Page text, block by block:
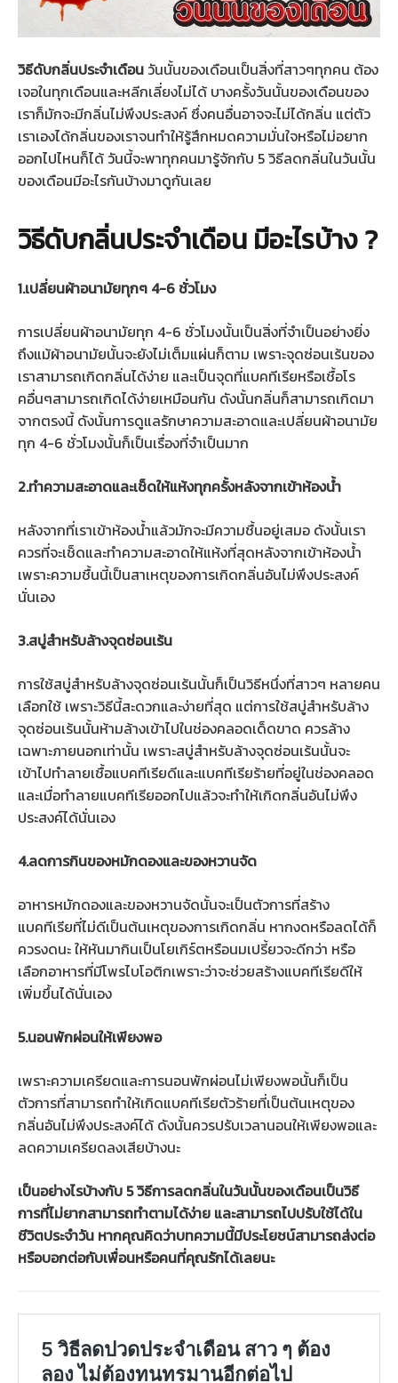
วิธีดับกลิ่นประจําเดือน วันนั้นของเดือนเป็นสิ่งที่สาวๆทุกคน ต้อง
เจอในทุกเดือนและหลีกเลี่ยงไม่ได้ บางครั้งวันนั้นของเดือนของ
เราก็มักจะมีกลิ่นไม่พึงประสงค์ ซึ่งคนอื่นอาจจะไม่ได้กลิ่น แต่ตัว
เราเองได้กลิ่นของเราจนทำให้รู้สึกหมดความมั่นใจหรือไม่อยาก
ออกไปไหนก็ได้ วันนี้จะพาทุกคนมารู้จักกับ 5 วิธีลดกลิ่นในวันนั้น
ของเดือนมีอะไรกันบ้างมาดูกันเลย
วิธีดับกลิ่นประจําเดือน มีอะไรบ้าง ?
1.เปลี่ยนผ้าอนามัยทุกๆ 4-6 ชั่วโมง
การเปลี่ยนผ้าอนามัยทุก 4-6 ชั่วโมงนั้นเป็นสิ่งที่จำเป็นอย่างยิ่ง
ถึงแม้ผ้าอนามัยนั้นจะยังไม่เต็มแผ่นก็ตาม เพราะจุดซ่อนเร้นของ
เราสามารถเกิดกลิ่นได้ง่าย และเป็นจุดที่แบคทีเรียหรือเชื้อโร
คอื่นๆสามารถเกิดได้ง่ายเหมือนกัน ดังนั้นกลิ่นก็สามารถเกิดมา
จากตรงนี้ ดังนั้นการดูแลรักษาความสะอาดและเปลี่ยนผ้าอนามัย
ทุก 4-6 ชั่วโมงนั้นก็เป็นเรื่องที่จำเป็นมาก
2.ทำความสะอาดและเช็ดให้แห้งทุกครั้งหลังจากเข้าห้องน้ำ
หลังจากที่เราเข้าห้องน้ำแล้วมักจะมีความชื้นอยู่เสมอ ดังนั้นเรา
ควรที่จะเช็ดและทำความสะอาดให้แห้งที่สุดหลังจากเข้าห้องน้ำ
เพราะความชื้นนี้เป็นสาเหตุของการเกิดกลิ่นอันไม่พึงประสงค์
นั่นเอง
3.สบู่สำหรับล้างจุดซ่อนเร้น
การใช้สบู่สำหรับล้างจุดซ่อนเร้นนั้นก็เป็นวิธีหนึ่งที่สาวๆ หลายคน
เลือกใช้ เพราะวิธีนี้สะดวกและง่ายที่สุด แต่การใช้สบู่สำหรับล้าง
จุดซ่อนเร้นนั้นห้ามล้างเข้าไปในช่องคลอดเด็ดขาด ควรล้าง
เฉพาะภายนอกเท่านั้น เพราะสบู่สำหรับล้างจุดซ่อนเร้นนั้นจะ
เข้าไปทำลายเชื้อแบคทีเรียดีและแบคทีเรียร้ายที่อยู่ในช่องคลอด
และเมื่อทำลายแบคทีเรียออกไปแล้วจะทำให้เกิดกลิ่นอันไม่พึง
ประสงค์ได้นั่นเอง
4.ลดการกินของหมักดองและของหวานจัด
อาหารหมักดองและของหวานจัดนั้นจะเป็นตัวการที่สร้าง
แบคทีเรียที่ไม่ดีเป็นต้นเหตุของการเกิดกลิ่น หากงดหรือลดได้ก็
ควรงดนะ ให้หันมากินเป็นโยเกิร์ตหรือนมเปรี้ยวจะดีกว่า หรือ
เลือกอาหารที่มีโพรไบโอติกเพราะว่าจะช่วยสร้างแบคทีเรียดีให้
เพิ่มขึ้นได้นั่นเอง
5.นอนพักผ่อนให้เพียงพอ
เพราะความเครียดและการนอนพักผ่อนไม่เพียงพอนั้นก็เป็น
ตัวการที่สามารถทำให้เกิดแบคทีเรียตัวร้ายที่เป็นต้นเหตุของ
กลิ่นอันไม่พึงประสงค์ได้ ดังนั้นควรปรับเวลานอนให้เพียงพอและ
ลดความเครียดลงเสียบ้างนะ
เป็นอย่างไรบ้างกับ 5 วิธีการลดกลิ่นในวันนั้นของเดือนเป็นวิธี
การที่ไม่ยากสามารถทำตามได้ง่าย และสามารถไปปรับใช้ได้ใน
ชีวิตประจำวัน หากคุณคิดว่าบทความนี้มีประโยชน์สามารถส่งต่อ
หรือบอกต่อกับเพื่อนหรือคนที่คุณรักได้เลยนะ